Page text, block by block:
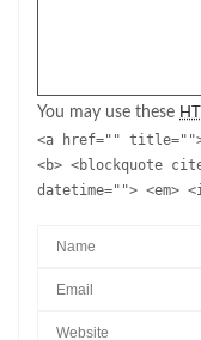
You may use these
<a href=""
<b> <blockquote
datetime=""> <em>